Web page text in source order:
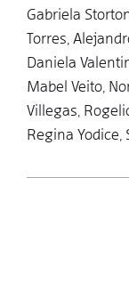
Gabriela
Torres,
Daniela
Mabel Veito,
Villegas,
Regina